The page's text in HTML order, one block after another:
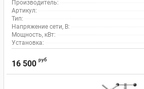
Производитель:
Артикул:
Тип:
Напряжение сети, В:
Мощность, кВт:
Установка:
16 500 руб